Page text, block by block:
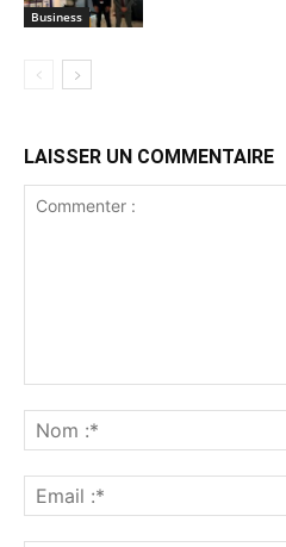
Business
LAISSER UN COMMENTAIRE